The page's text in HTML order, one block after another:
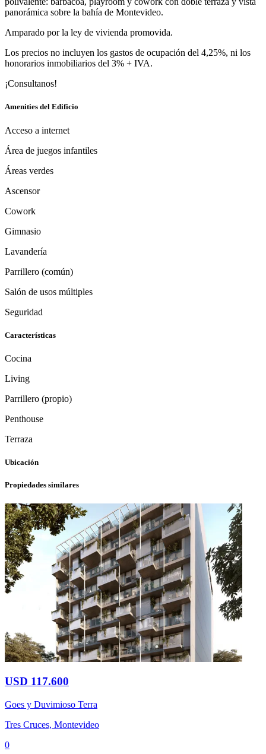
panorámica sobre la bahía de Montevideo.
Amparado por la ley de vivienda promovida.
Los precios no incluyen los gastos de ocupación del 4,25%, ni los
honorarios inmobiliarios del 3% + IVA.
¡Consultanos!
Amenities del Edificio
Acceso a internet
Área de juegos infantiles
Áreas verdes
Ascensor
Cowork
Gimnasio
Lavandería
Parrillero (común)
Salón de usos múltiples
Seguridad
Características
Cocina
Living
Parrillero (propio)
Penthouse
Terraza
Ubicación
Propiedades similares
USD 117.600
Goes y Duvimioso Terra
Tres Cruces, Montevideo
0